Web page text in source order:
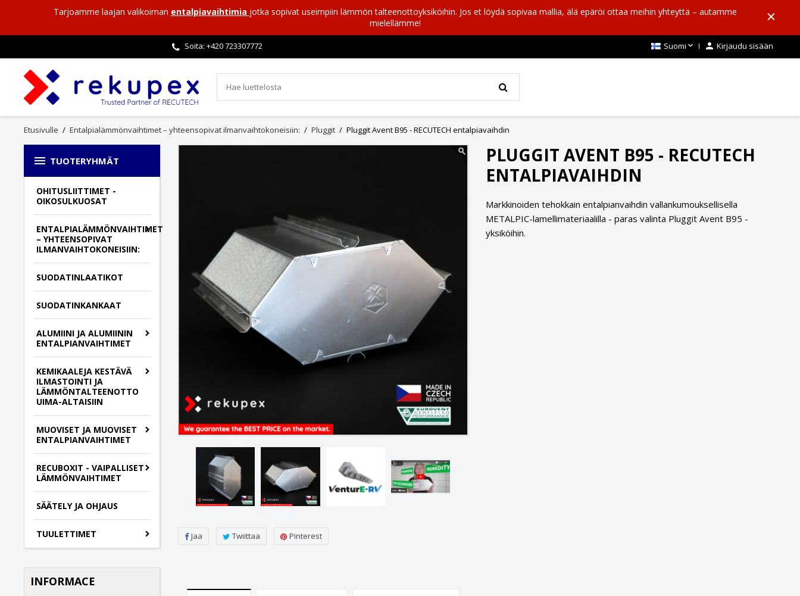
Tarjoamme laajan valikoiman entalpiavaihtimia jotka sopivat useimpiin lämmön talteenottoyksiköihin. Jos et löydä sopivaa mallia, älä epäröi ottaa meihin yhteyttä – autamme
mielellämme!
Soita: +420723307772 Suomi  Kirjaudu sisään
Etusivulle Entalpialämmönvaihtimet – yhteensopivat ilmanvaihtokoneisiin: Pluggit Pluggit Avent B95 - RECUTECH entalpiavaihdin
 TUOTERYHMÄT
OHITUSLIITTIMET -
OIKOSULKUOSAT
ENTALPIALÄMMÖNVAIHTIMET
– YHTEENSOPIVAT
ILMANVAIHTOKONEISIIN:
SUODATINLAATIKOT
SUODATINKANKAAT
ALUMIINI JA ALUMIININ
ENTALPIANVAIHTIMET
KEMIKAALEJA KESTÄVÄ
ILMASTOINTI JA
LÄMMÖNTALTEENOTTO
UIMA-ALTAISIIN
MUOVISET JA MUOVISET
ENTALPIANVAIHTIMET
RECUBOXIT - VAIPALLISET
LÄMMÖNVAIHTIMET
SÄÄTELY JA OHJAUS
TUULETTIMET
INFORMACE
Jaa Twiittaa Pinterest
PLUGGIT AVENT B95 - RECUTECH
ENTALPIAVAIHDIN
Markkinoiden tehokkain entalpianvaihdin vallankumouksellisella
METALPIC-lamellimateriaalilla - paras valinta Pluggit Avent B95 -
yksiköihin.